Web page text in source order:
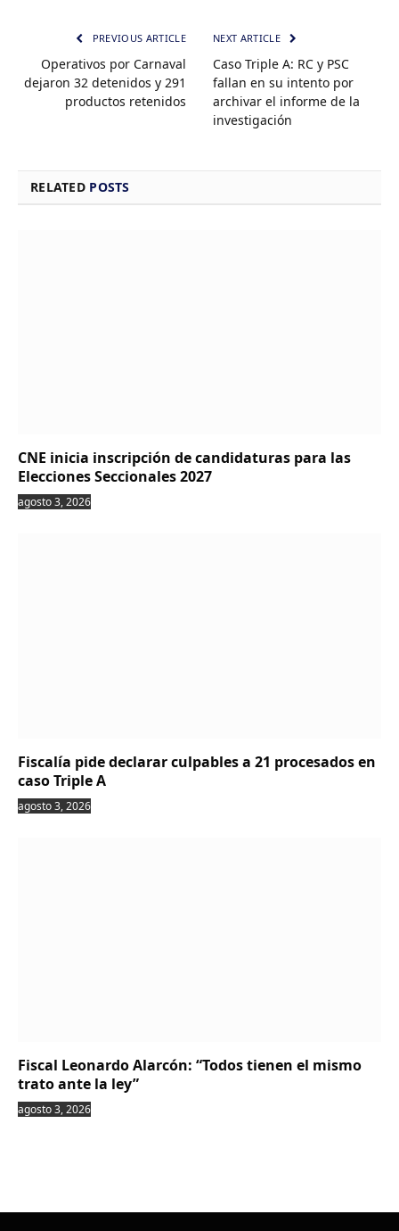
PREVIOUS ARTICLE
Operativos por Carnaval
dejaron 32 detenidos y 291
productos retenidos
NEXT ARTICLE
Caso Triple A: RC y PSC
fallan en su intento por
archivar el informe de la
investigación
RELATED POSTS
CNE inicia inscripción de candidaturas para las
Elecciones Seccionales 2027
agosto 3, 2026
Fiscalía pide declarar culpables a 21 procesados en
caso Triple A
agosto 3, 2026
Fiscal Leonardo Alarcón: “Todos tienen el mismo
trato ante la ley”
agosto 3, 2026